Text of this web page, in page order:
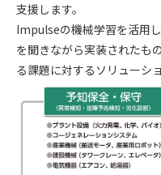
支援します。
Impulseの機械学習を活用
を聞きながら実装されたも
る課題に対するソリューシ